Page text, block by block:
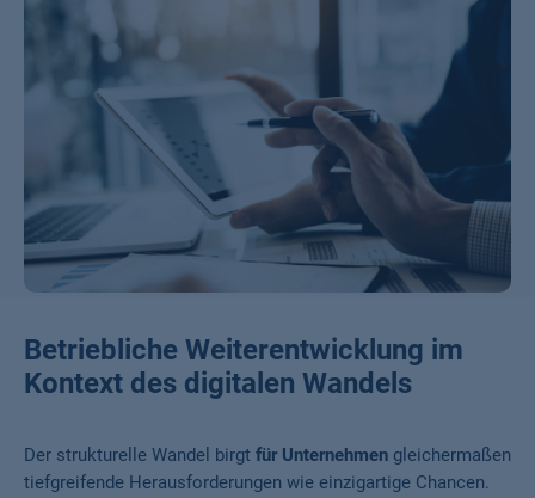
Betriebliche Weiterentwicklung im
Kontext des digitalen Wandels
Der strukturelle Wandel birgt für Unternehmen gleichermaßen
tiefgreifende Herausforderungen wie einzigartige Chancen.